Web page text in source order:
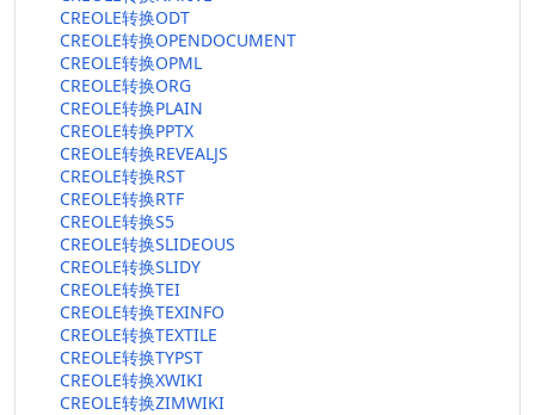
CREOLE转换ODT
CREOLE转换OPENDOCUMENT
CREOLE转换OPML
CREOLE转换ORG
CREOLE转换PLAIN
CREOLE转换PPTX
CREOLE转换REVEALJS
CREOLE转换RST
CREOLE转换RTF
CREOLE转换S5
CREOLE转换SLIDEOUS
CREOLE转换SLIDY
CREOLE转换TEI
CREOLE转换TEXINFO
CREOLE转换TEXTILE
CREOLE转换TYPST
CREOLE转换XWIKI
CREOLE转换ZIMWIKI